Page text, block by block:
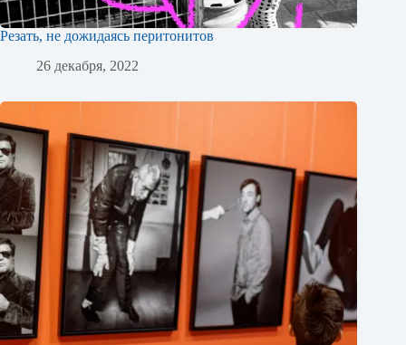
Резать, не дожидаясь перитонитов
26 декабря, 2022